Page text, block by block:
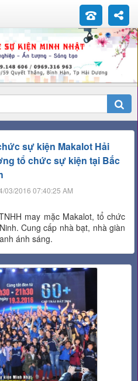
sự kiện Makalot Hải
tổ chức sự kiện tại Bắc
03/2016 07:40:25 AM
may mặc Makalot, tổ chức
Cung cấp nhà bạt, nhà giàn
ánh sáng.